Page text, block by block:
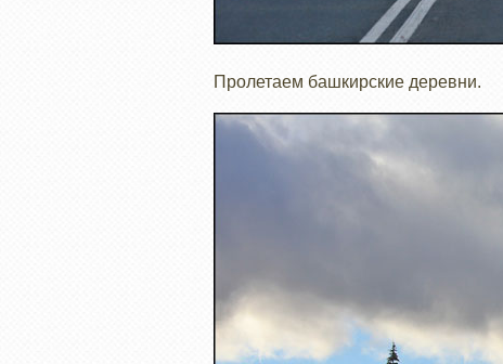
Пролетаем башкирские деревни.